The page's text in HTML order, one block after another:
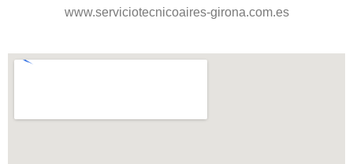
www.serviciotecnicoaires-girona.com.es